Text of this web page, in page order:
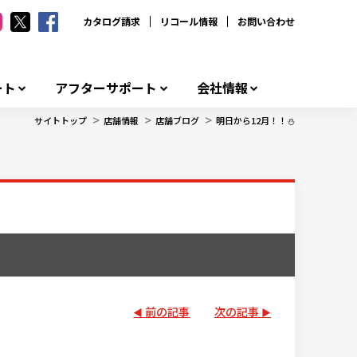
カタログ請求 リコール情報 お問い合わせ
アフターサポート 会社情報
サイトトップ > 店舗情報 > 店舗ブログ > 明日から12月！！⛄
前の記事 次の記事